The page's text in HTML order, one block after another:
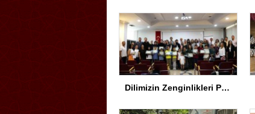
Dilimizin Zenginlikleri Projesi Kapanış Töreni